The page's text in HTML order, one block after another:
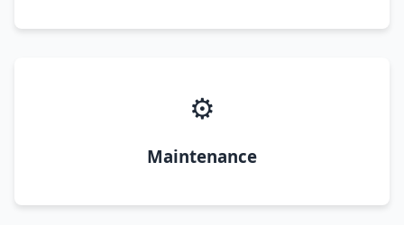
⚙️
Maintenance